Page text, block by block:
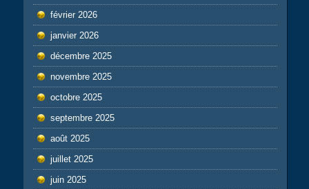
février 2026
janvier 2026
décembre 2025
novembre 2025
octobre 2025
septembre 2025
août 2025
juillet 2025
juin 2025